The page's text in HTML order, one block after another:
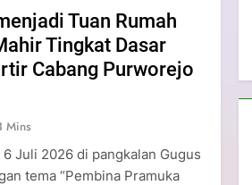
Pengabdian Generasi
Tuan Rumah
Tingkat Dasar
Cabang Purworejo
Mins
Juli 2026 di pangkalan Gugus
tema “Pembina Pramuka